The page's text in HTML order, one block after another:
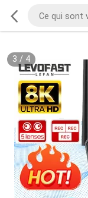
3 / 4